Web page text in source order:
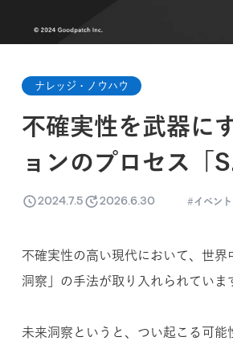
ナレッジ・ノウハウ
不確実性を武器に
ョンのプロセス「
2024.7.5 2026.6.30 イベン
不確実性の高い現代において、世
洞察」の手法が取り入れられていま
未来洞察というと、つい起こる可